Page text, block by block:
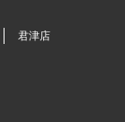
君津店